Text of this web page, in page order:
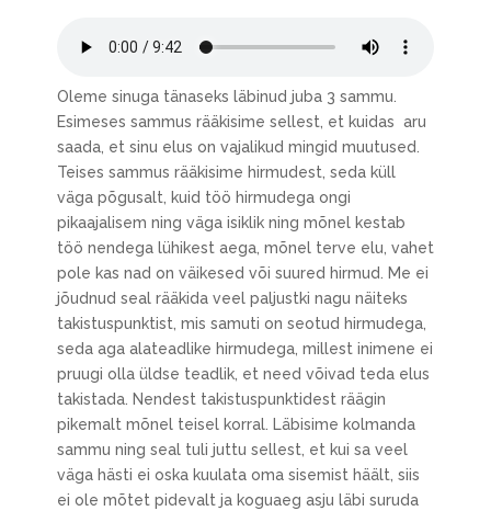
Oleme sinuga tänaseks läbinud juba 3 sammu.
Esimeses sammus rääkisime sellest, et kuidas aru
saada, et sinu elus on vajalikud mingid muutused.
Teises sammus rääkisime hirmudest, seda küll
väga põgusalt, kuid töö hirmudega ongi
pikaajalisem ning väga isiklik ning mõnel kestab
töö nendega lühikest aega, mõnel terve elu, vahet
pole kas nad on väikesed või suured hirmud. Me ei
jõudnud seal rääkida veel paljustki nagu näiteks
takistuspunktist, mis samuti on seotud hirmudega,
seda aga alateadlike hirmudega, millest inimene ei
pruugi olla üldse teadlik, et need võivad teda elus
takistada. Nendest takistuspunktidest räägin
pikemalt mõnel teisel korral. Läbisime kolmanda
sammu ning seal tuli juttu sellest, et kui sa veel
väga hästi ei oska kuulata oma sisemist häält, siis
ei ole mõtet pidevalt ja koguaeg asju läbi suruda